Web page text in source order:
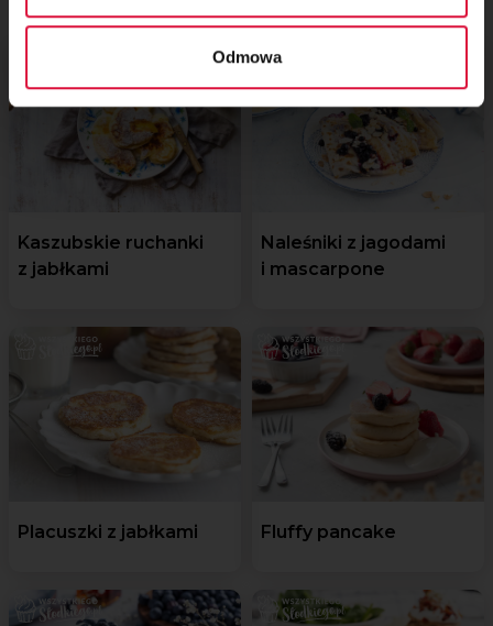
Odmowa
Kaszubskie ruchanki
z jabłkami
Naleśniki z jagodami
i mascarpone
Placuszki z jabłkami Fluffy pancake